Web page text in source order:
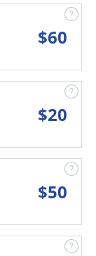
$60
$20
$50